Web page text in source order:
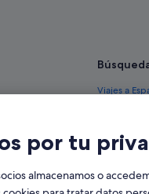
La Toja
de La Toja
en O Grove
de La Toja
Pequena
Viajes a
Alquileres
Vuelos
por tu
almacenamos o